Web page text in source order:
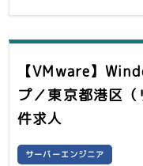
【VMware】
プ／東京都港区（
件求人
サーバーエンジニア